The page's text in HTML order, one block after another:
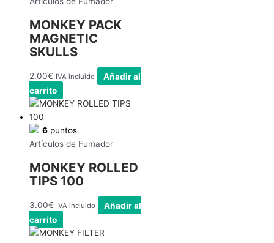
MONKEY PACK
MAGNETIC
SKULLS
2.00€ IVA incluido
Añadir al
carrito
6 puntos
Artículos de Fumador
MONKEY ROLLED
TIPS 100
3.00€ IVA incluido
Añadir al
carrito